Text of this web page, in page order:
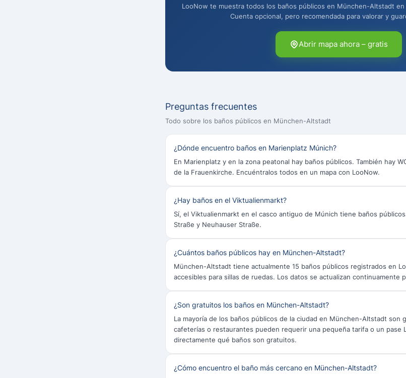
LooNow te muestra todos los baños públicos en München-Altstadt
Cuenta opcional, pero recomendada para valorar y
Abrir mapa ahora – gratis
Preguntas frecuentes
Todo sobre los baños públicos en München-Altstadt
¿Dónde encuentro baños en Marienplatz Múnich?
En Marienplatz y en la zona peatonal hay baños públicos. También hay
de la Frauenkirche. Encuéntralos todos en un mapa con LooNow.
¿Hay baños en el Viktualienmarkt?
Sí, el Viktualienmarkt en el casco antiguo de Múnich tiene baños
Straße y Neuhauser Straße.
¿Cuántos baños públicos hay en München-Altstadt?
München-Altstadt tiene actualmente 15 baños públicos registrados en
accesibles para sillas de ruedas. Los datos se actualizan continuamente
¿Son gratuitos los baños en München-Altstadt?
La mayoría de los baños públicos de la ciudad en München-Altstadt son
cafeterías o restaurantes pueden requerir una pequeña tarifa o un pase
directamente qué baños son gratuitos.
¿Cómo encuentro el baño más cercano en München-Altstadt?